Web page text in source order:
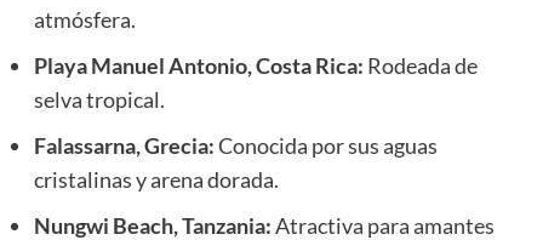
atmósfera.
Playa Manuel Antonio, Costa Rica: Rodeada de
selva tropical.
Falassarna, Grecia:Conocida por sus aguas
cristalinas y arena dorada.
Nungwi Beach, Tanzania:Atractiva para amantes